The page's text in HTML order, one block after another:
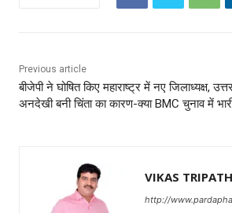
Previous article
बीजेपी ने घोषित किए महाराष्ट्र में नए जिलाध्यक्ष,
अनदेखी बनी चिंता का कारण-क्या BMC चुनाव में
VIKAS
http://